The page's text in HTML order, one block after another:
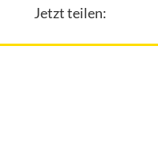
Jetzt teilen: